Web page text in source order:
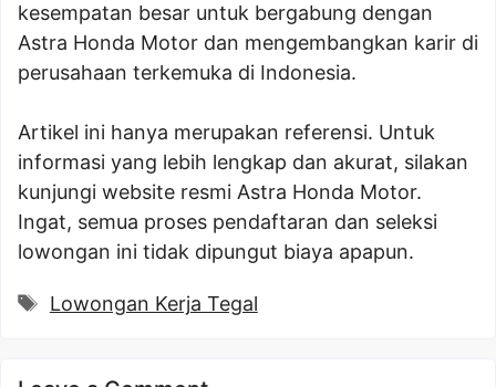
kesempatan besar untuk bergabung dengan
Astra Honda Motor dan mengembangkan karir di
perusahaan terkemuka di Indonesia.
Artikel ini hanya merupakan referensi. Untuk
informasi yang lebih lengkap dan akurat, silakan
kunjungi website resmi Astra Honda Motor.
Ingat, semua proses pendaftaran dan seleksi
lowongan ini tidak dipungut biaya apapun.
Tags
Lowongan Kerja Tegal